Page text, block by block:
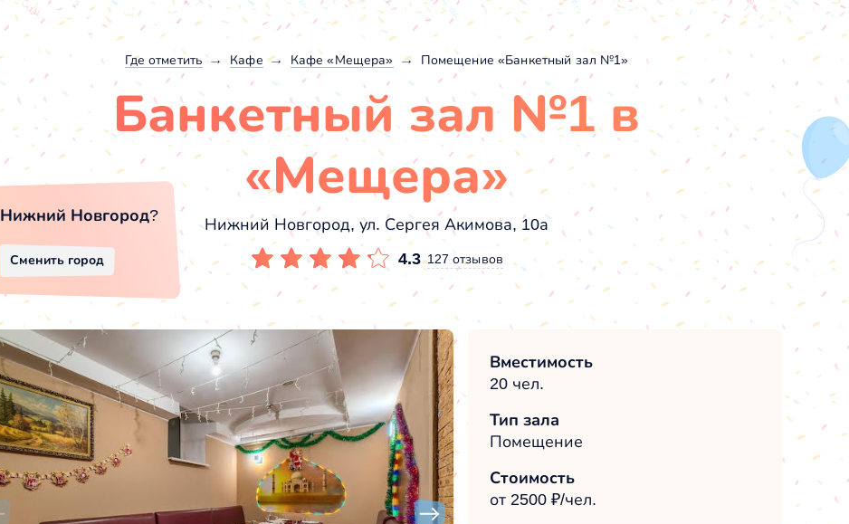
Где отметить Кафе Кафе «Мещера» Помещение «Банкетный зал №1»
Банкетный зал №1 в
«Мещера»
Нижний Новгород, ул. Сергея Акимова, 10а
4.3 127 отзывов
Вместимость
20 чел.
Тип зала
Помещение
Стоимость
от 2500 ₽/чел.
Нижний Новгород?
Сменить город